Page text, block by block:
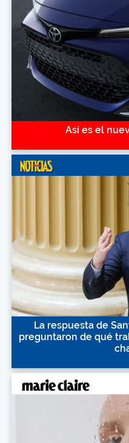
Así es el
La respuesta de
preguntaron de qué